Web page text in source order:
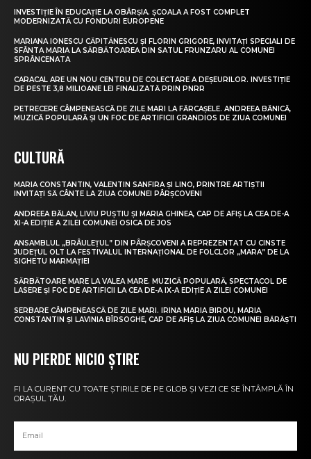
INVESTIȚIE ÎN EDUCAȚIE LA OBÂRȘIA. ȘCOALA A FOST COMPLET
MODERNIZATĂ CU FONDURI EUROPENE
MARIANA IONESCU CĂPITĂNESCU ȘI FLORIN GRIGORE, INVITAȚI SPECIALI DE
SFÂNTA MARIA LA SĂRBĂTOAREA DIN SATUL FRUNZARU AL COMUNEI
SPRÂNCENATA
CARACAL ARE UN NOU CENTRU DE COLECTARE A DEȘEURILOR. INVESTIȚIE
DE PESTE 3,8 MILIOANE LEI FINALIZATĂ PRIN PNRR
PETRECERE CÂMPENEASCĂ DE ZILE MARI LA FĂRCAȘELE. ANDREEA BĂNICĂ,
MUZICĂ POPULARĂ ȘI UN FOC DE ARTIFICII GRANDIOS DE ZIUA COMUNEI
CULTURĂ
MARIA CONSTANTIN, VALENTIN SANFIRA ȘI LINO, PRINTRE ARTIȘTII
INVITAȚI SĂ CÂNTE LA ZIUA COMUNEI PÂRȘCOVENI
ANDREEA BĂLAN, LIVIU PUȘTIU ȘI MARIA GHINEA, CAP DE AFIȘ LA CEA DE-A
XI-A EDIȚIE A ZILEI COMUNEI OSICA DE JOS
ANSAMBLUL „BRÂULEȚUL” DIN PÂRȘCOVENI A REPREZENTAT CU CINSTE
JUDEȚUL OLT LA FESTIVALUL INTERNAȚIONAL DE FOLCLOR „MARA” DE LA
SIGHETU MARMAȚIEI
SĂRBĂTOARE MARE LA VALEA MARE. MUZICĂ POPULARĂ, SPECTACOL DE
LASERE ȘI FOC DE ARTIFICII LA CEA DE-A IX-A EDIȚIE A ZILEI COMUNEI
SERBARE CÂMPENEASCĂ DE ZILE MARI. IRINA MARIA BIROU, MARIA
CONSTANTIN ȘI LAVINIA BÎRSOGHE, CAP DE AFIȘ LA ZIUA COMUNEI BĂRĂȘTI
NU PIERDE NICIO ȘTIRE
FI LA CURENT CU TOATE ȘTIRILE DE PE GLOB ȘI VEZI CE SE ÎNTÂMPLĂ ÎN
ORAȘUL TĂU.